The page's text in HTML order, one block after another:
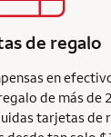
de regalo
en
de más de
tarjetas de